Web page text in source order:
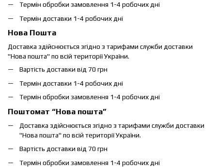
Термін обробки замовлення 1-4 робочих дні
Термін доставки 1-4 робочих дні
Нова Пошта
Доставка здійснюється згідно з тарифами служби доставки
"Нова пошта" по всій території України.
Вартість доставки від 70 грн
Термін доставки 1-4 робочих дні
Термін обробки замовлення 1-4 робочих дні
Поштомат “Нова пошта”
Доставка здійснюється згідно з тарифами служби доставки
"Нова пошта" по всій території України.
Вартість доставки від 70 грн
Термін обробки замовлення 1-4 робочих дні